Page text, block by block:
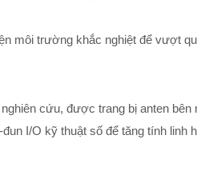
môi trường khắc nghiệt để vượt
cứu, được trang bị anten
I/O kỹ thuật số để tăng tính linh